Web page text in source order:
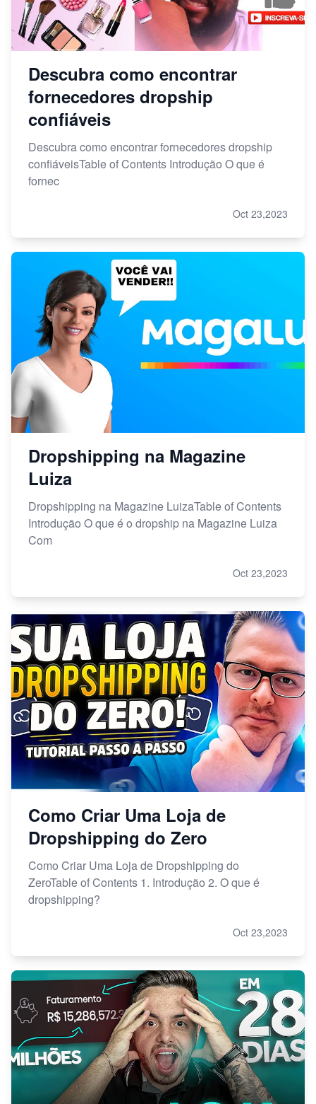
Descubra como encontrar
fornecedores dropship
confiáveis
Descubra como encontrar fornecedores dropship
confiáveisTable of Contents Introdução O que é
fornec
Oct 23,2023
Dropshipping na Magazine
Luiza
Dropshipping na Magazine LuizaTable of Contents
Introdução O que é o dropship na Magazine Luiza
Com
Oct 23,2023
Como Criar Uma Loja de
Dropshipping do Zero
Como Criar Uma Loja de Dropshipping do
ZeroTable of Contents 1. Introdução 2. O que é
dropshipping?
Oct 23,2023